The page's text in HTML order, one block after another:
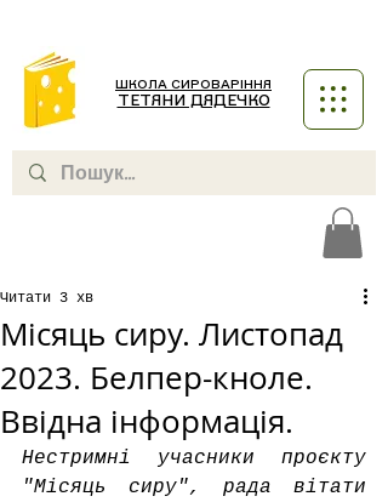
ШКОЛА СИРОВАРІННЯ
ТЕТЯНИ ДЯДЕЧКО
Місяць сиру. Листопад
2023. Белпер-кноле.
Ввідна інформація.
Читати 3 хв
Нестримні учасники проєкту
"Місяць сиру", рада вітати